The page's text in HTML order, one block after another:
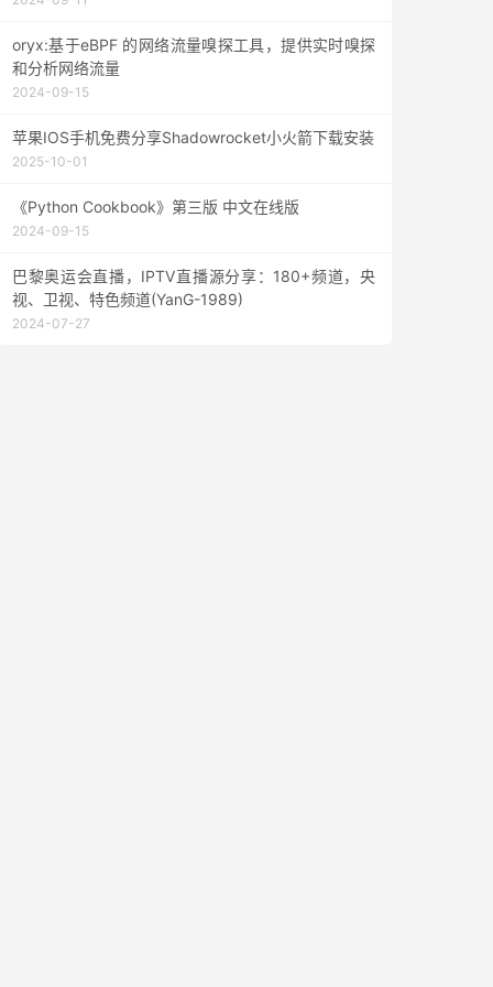
oryx:基于eBPF 的网络流量嗅探工具，提供实时嗅探
和分析网络流量
2024-09-15
苹果IOS手机免费分享Shadowrocket小火箭下载安装
2025-10-01
《Python Cookbook》第三版 中文在线版
2024-09-15
巴黎奥运会直播，IPTV直播源分享：180+频道，央
视、卫视、特色频道(YanG-1989)
2024-07-27